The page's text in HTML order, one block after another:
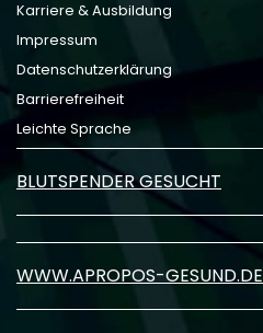
Karriere & Ausbildung
Impressum
Datenschutzerklärung
Barrierefreiheit
Leichte Sprache
BLUTSPENDER GESUCHT
WWW.APROPOS-GESUND.DE